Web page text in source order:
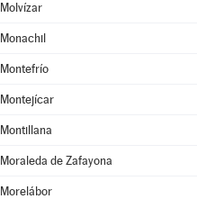
Molvízar
Monachil
Montefrío
Montejícar
Montillana
Moraleda de Zafayona
Morelábor